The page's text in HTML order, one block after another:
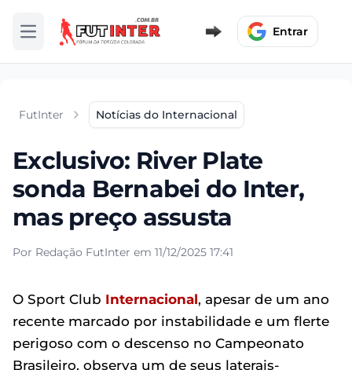
Abrir menu Entrar
FutInter Notícias do Internacional
Exclusivo: River Plate
sonda Bernabei do Inter,
mas preço assusta
Por Redação FutInter em 11/12/2025 17:41
O Sport Club Internacional, apesar de um ano
recente marcado por instabilidade e um flerte
perigoso com o descenso no Campeonato
Brasileiro, observa um de seus laterais-